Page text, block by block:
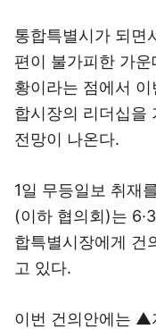
통합특별시가 되면
편이 불가피한 가
황이라는 점에서
합시장의 리더십을
전망이 나온다.
1일 무등일보 취재
(이하 협의회)는
합특별시장에게 건
고 있다.
이번 건의안에는 ▲